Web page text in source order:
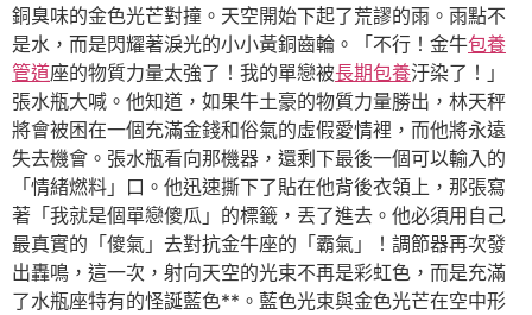
銅臭味的金色光芒對撞。天空開始下起了荒謬的雨。雨點不
是水，而是閃耀著淚光的小小黃銅齒輪。「不行！金牛包養
管道座的物質力量太強了！我的單戀被長期包養汙染了！」
張水瓶大喊。他知道，如果牛土豪的物質力量勝出，林天秤
將會被困在一個充滿金錢和俗氣的虛假愛情裡，而他將永遠
失去機會。張水瓶看向那機器，還剩下最後一個可以輸入的
「情緒燃料」口。他迅速撕下了貼在他背後衣領上，那張寫
著「我就是個單戀傻瓜」的標籤，丟了進去。他必須用自己
最真實的「傻氣」去對抗金牛座的「霸氣」！調節器再次發
出轟鳴，這一次，射向天空的光束不再是彩虹色，而是充滿
了水瓶座特有的怪誕藍色**。藍色光束與金色光芒在空中形